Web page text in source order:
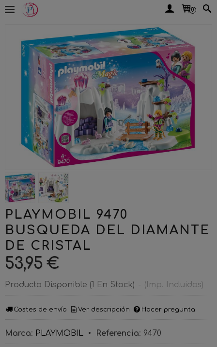
0
PLAYMOBIL 9470
BUSQUEDA DEL DIAMANTE
DE CRISTAL
53,95 €
Producto Disponible (1 En Stock) - (Imp. Incluidos)
Costes de envío Ver descripción Hacer pregunta
Marca: PLAYMOBIL • Referencia: 9470